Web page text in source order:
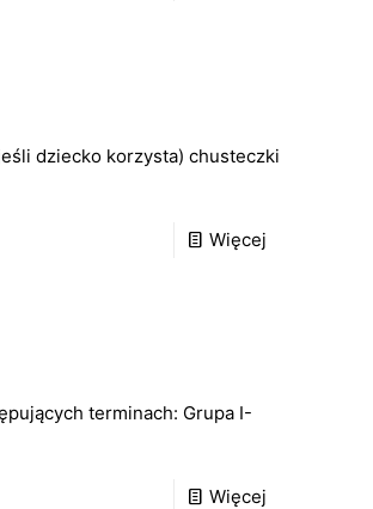
dziecko korzysta) chusteczki
Więcej
terminach: Grupa I-
Więcej